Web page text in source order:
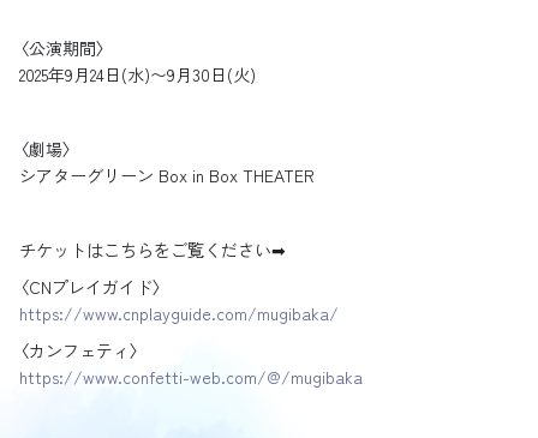
〈公演期間〉
2025年9月24日(水)〜9月30日(火)
〈劇場〉
シアターグリーン Box in Box THEATER
チケットはこちらをご覧ください➡︎
〈CNプレイガイド〉
https://www.cnplayguide.com/mugibaka/
〈カンフェティ〉
https://www.confetti-web.com/@/mugibaka